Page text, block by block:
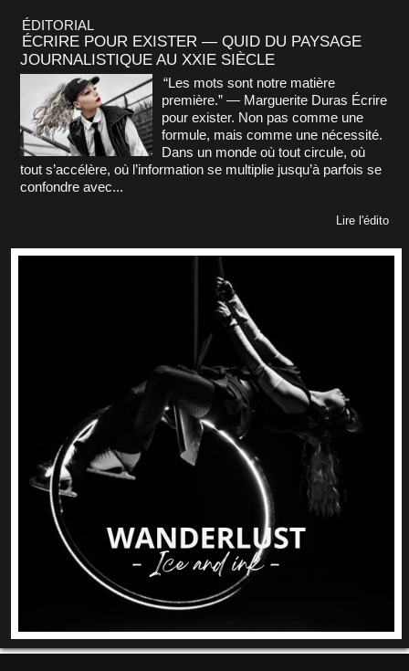
ÉDITORIAL
ÉCRIRE POUR EXISTER — QUID DU PAYSAGE
JOURNALISTIQUE AU XXIE SIÈCLE
“Les mots sont notre matière
première.” — Marguerite Duras Écrire
pour exister. Non pas comme une
formule, mais comme une nécessité.
Dans un monde où tout circule, où
tout s’accélère, où l’information se multiplie jusqu’à parfois se
confondre avec...
Lire l'édito